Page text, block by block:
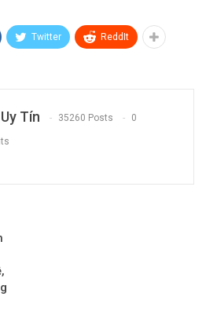
Twitter ReddIt
Tín 35260 Posts 0